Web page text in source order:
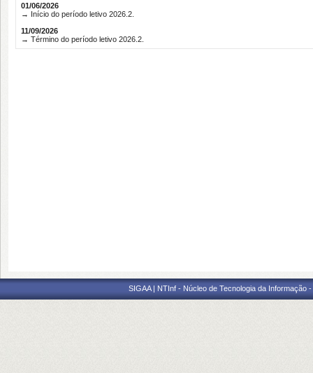
01/06/2026
→ Início do período letivo 2026.2.
11/09/2026
→ Término do período letivo 2026.2.
SIGAA | NTInf - Núcleo de Tecnologia da